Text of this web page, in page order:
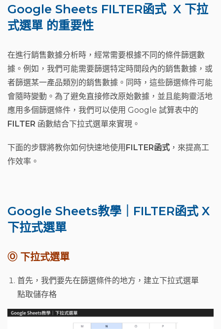
Google Sheets FILTER函式 X 下拉
式選單 的重要性
在進行銷售數據分析時，經常需要根據不同的條件篩選數
據。例如，我們可能需要篩選特定時間段內的銷售數據，或
者篩選某一產品類別的銷售數據。同時，這些篩選條件可能
會隨時變動。為了避免直接修改原始數據，並且能夠靈活地
應用多個篩選條件，我們可以使用 Google 試算表中的
FILTER 函數結合下拉式選單來實現。
下面的步驟將教你如何快速地使用 FILTER函式 ，來提高工
作效率。
Google Sheets教學｜FILTER函式 X
下拉式選單
Ⓞ 下拉式選單
首先，我們要先在篩選條件的地方，建立下拉式選單
點取儲存格